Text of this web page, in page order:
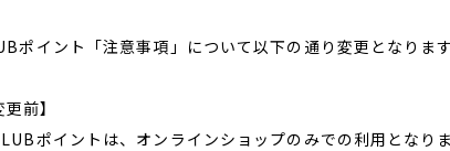
ポイント「注意事項」について以下の通り変更となります
更前】
ポイントは、オンラインショップのみでの利用とな